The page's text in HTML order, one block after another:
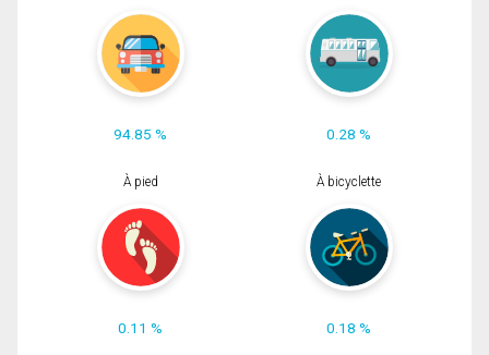
94.85 % 0.28 %
À pied
0.11 %
À bicyclette
0.18 %